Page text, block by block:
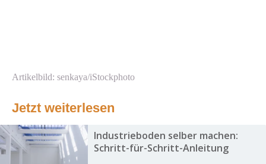
Artikelbild: senkaya/iStockphoto
Jetzt weiterlesen
Industrieboden selber machen:
Schritt-für-Schritt-Anleitung